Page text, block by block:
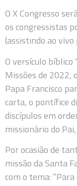
O X Congresso
os congressistas
(assistindo ao
O versículo
Missões de 2022,
Papa Francisco
carta, o pontífice
discípulos em
missionário do
Por ocasião de
missão da Santa
com o tema: